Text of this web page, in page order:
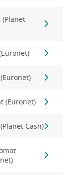
(Planet
(Euronet)
Cash)